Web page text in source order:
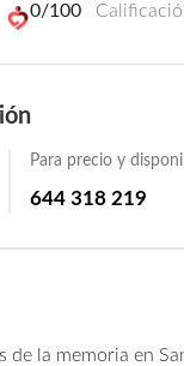
0/100
Para precio y
644 318 219
de la memoria en